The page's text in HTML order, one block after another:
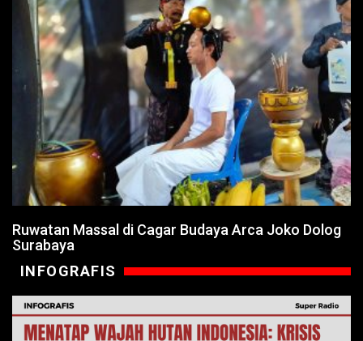
Ruwatan Massal di Cagar Budaya Arca Joko Dolog
Surabaya
INFOGRAFIS